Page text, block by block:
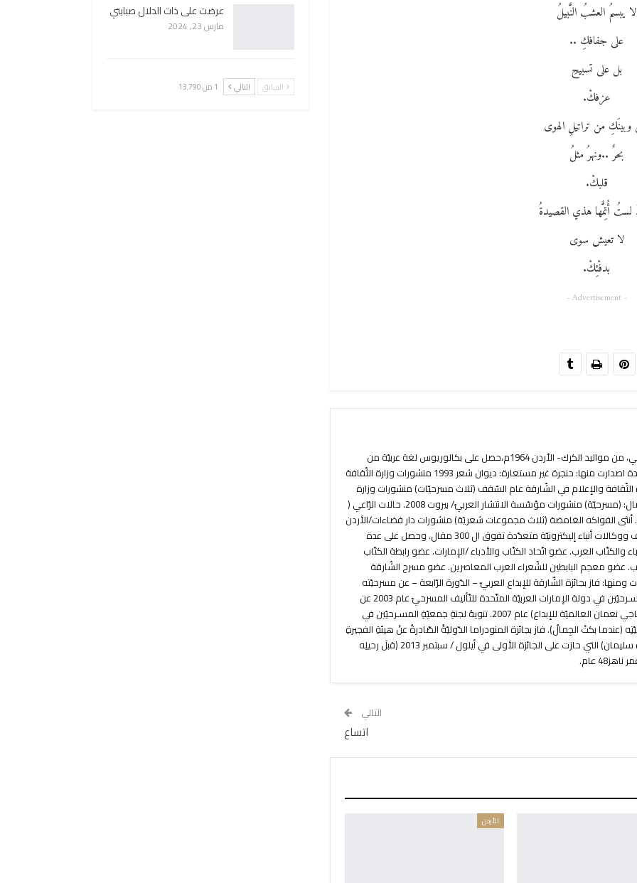
لا يبسمُ العشبُ النَّبيلُ
على جفافكِ ..
بل على تسبيحِ
عزفكْ.
وبينَكِ من تراتيلِ الهوى
بحرٌ ..ونهرُ مثلُ
قلبكْ.
لستُ أُتِمُّها هذي القصيدةُ
لا تعيش سوى
بدفْئِكْ.
- Advertisement -
عاطف علي الفرّاية شاعر وكاتب مسرحي، من مواليد الكرك- الأردن 1964م،حصل على بكالوريوس لغة عربيّة من
جامعة بيروت العربيّة عام1992م. له عدة اصدارت منها: حنجرة غير مستعارة: ديوان شعر 1993 منشورات وزارة الثّقافة
الثّقافة والإعلام في الشّارقة عام السّقف (ثلاث مسرحيّات) منشورات وزارة
الثّقافة / الأردن 2007. عندما بكت الجمال: (مسرحيّة) منشورات مؤسّسة الانتشار العربيّ/ بيروت 2008. حالات الرّاعي (
شعر) منشورات دار أزمنة/ الأردن 2009. أنثى الفواكه الغامضة (ثلاث مجموعات شعريّة) منشورات دار فضاءات/الأردن
2013. نشر عددًا من المقالات في صحف ووكالات أنباء إليكترونيّة متعدّدة تفوق ال 300 مقال. وحصل على عدة
والكتّاب العرب. عضو اتّحاد الكتّاب والأدباء /الإمارات. عضو رابطة الكتّاب
عضو معجم البابطين للشّعراء العرب المعاصرين. عضو مسرح الشّارقة
ومنها: فاز بجائزة الشّارقة للإبداع العربيّ – الدّورة الرّابعة – عن مسرحيّته
(كوكب الوهم). فاز بجائزة جمعيّة المسـرحيّين في دولة الإمارات العربيّة المتّحدة للتّأليف المسرحيّ عام 2003 عن
مسرحيّته (أشباه وطاولة). فاز بجائزة (ناجي نعمان العالميّة للإبداع) عام 2007. تنويهُ لجنةِ جمعيّةِ المسـرحيّين في
(عندما بكتْ الجِمالُ). فاز بجائزة المنودراما الدّوليّةُ الصّادرةُ عنْ هيئةِ الفجيرةِ
للثّقافةِ عنْ مسـرحيّته (البحثُ عنْ عزيزة سليمان) التي حازت على الجائزة الأولى في أيلول / سبتمبر 2013 (قبلَ رحيلِه
التالي
اتساع
الأردن
عرضت على ذات الدلال صبابتي
مارس 23, 2024
السابق التالي 1 من 13٬790